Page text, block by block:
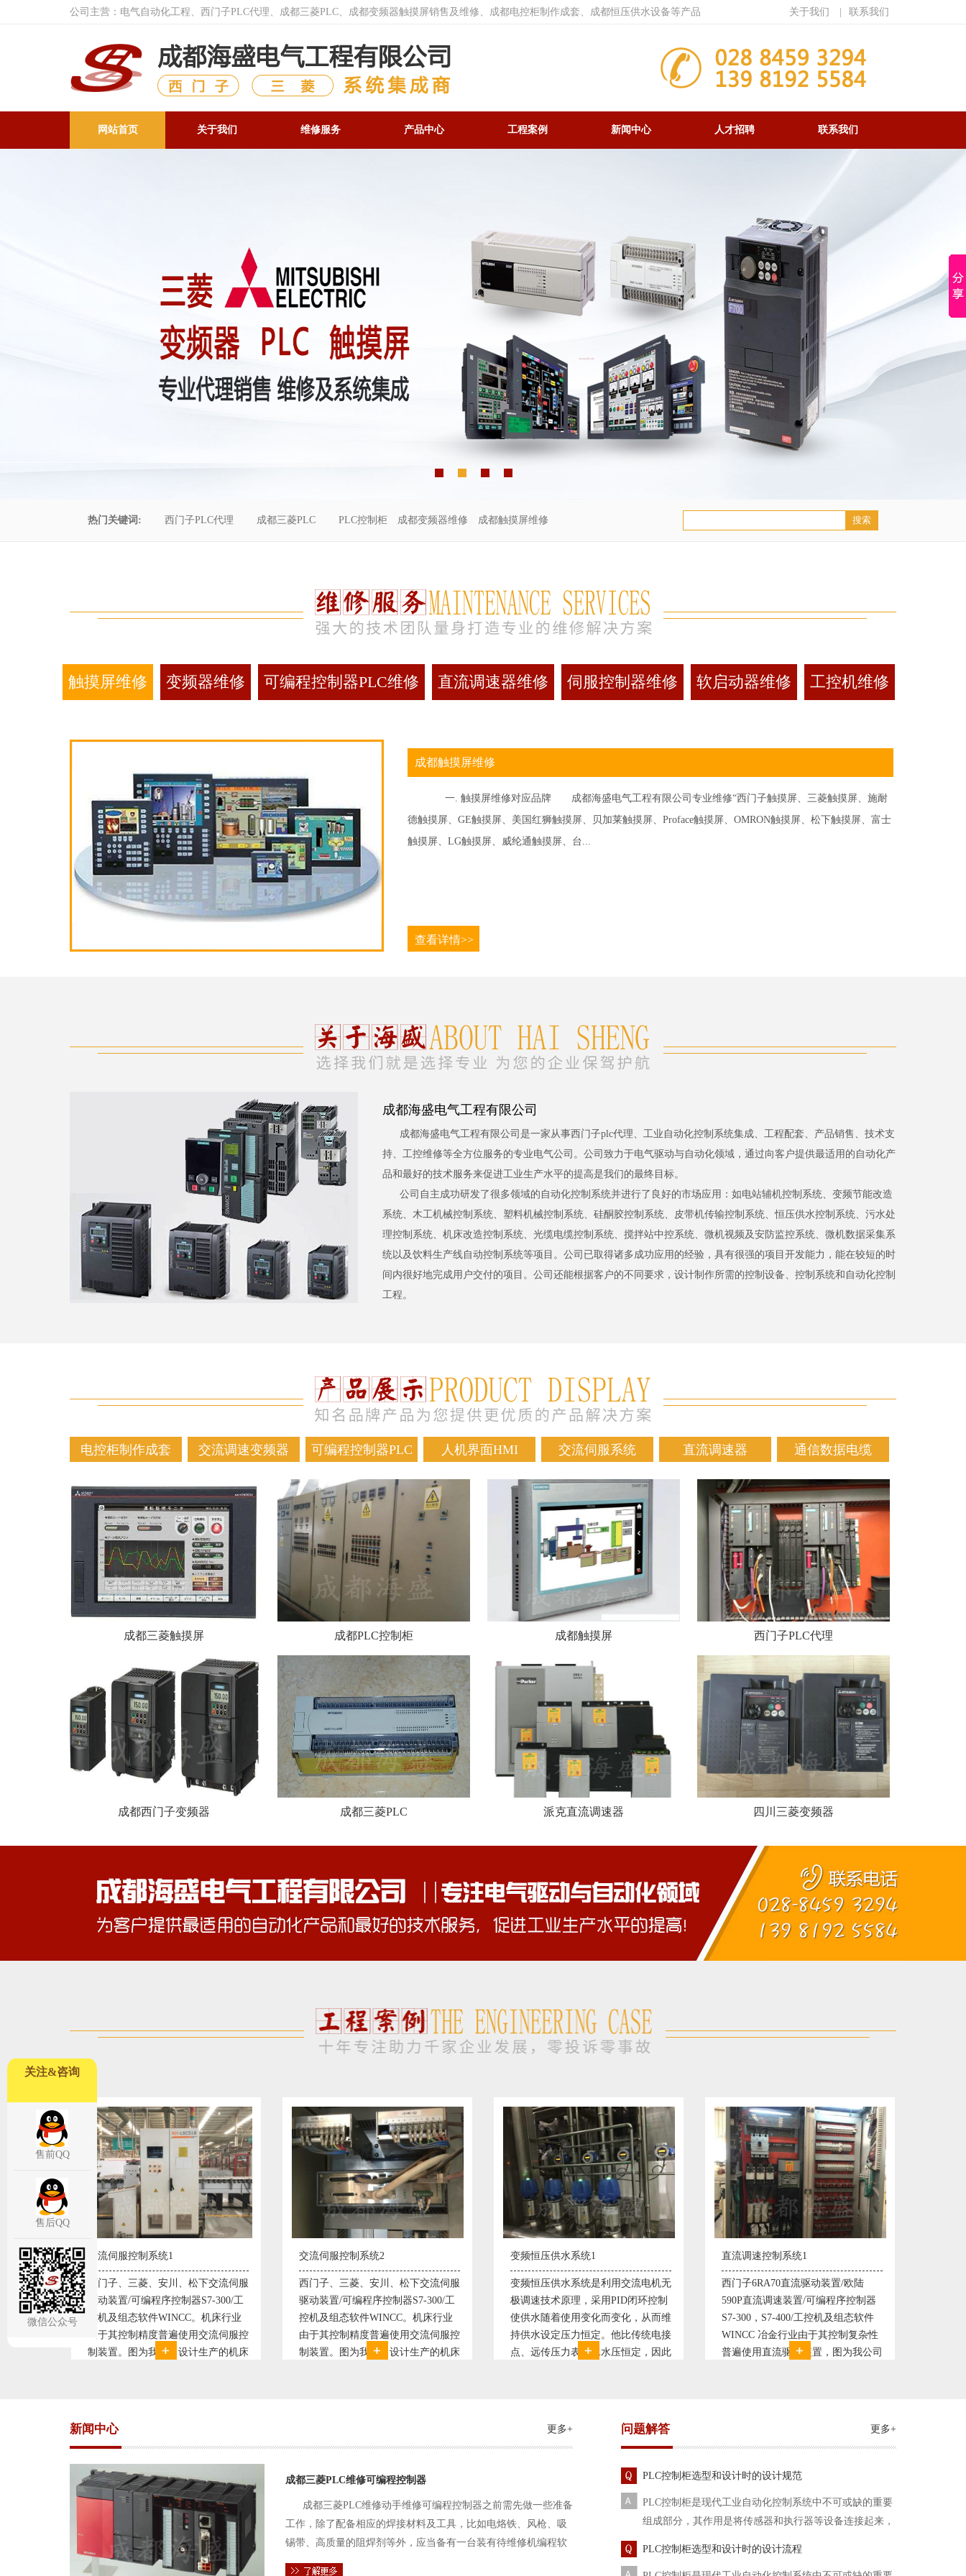
公司主营：电气自动化工程、西门子PLC代理、成都三菱PLC、成都变频器触摸屏销售及维修、成都电控柜制作成套、成都恒压供水设备等产品 关于我们 联系我们
网站首页 关于我们 维修服务 产品中心 工程案例 新闻中心 人才招聘 联系我们
热门关键词: 西门子PLC代理 成都三菱PLC PLC控制柜 成都变频器维修 成都触摸屏维修
触摸屏维修 变频器维修 可编程控制器PLC维修 直流调速器维修 伺服控制器维修 软启动器维修 工控机维修
成都触摸屏维修
一. 触摸屏维修对应品牌 成都海盛电气工程有限公司专业维修“西门子触摸屏、三菱触摸屏、施耐
德触摸屏、GE触摸屏、美国红狮触摸屏、贝加莱触摸屏、Proface触摸屏、OMRON触摸屏、松下触摸屏、富士
触摸屏、LG触摸屏、威纶通触摸屏、台...
查看详情>>
成都海盛电气工程有限公司
成都海盛电气工程有限公司是一家从事西门子plc代理、工业自动化控制系统集成、工程配套、产品销售、技术支
持、工控维修等全方位服务的专业电气公司。公司致力于电气驱动与自动化领域，通过向客户提供最适用的自动化产
品和最好的技术服务来促进工业生产水平的提高是我们的最终目标。
公司自主成功研发了很多领域的自动化控制系统并进行了良好的市场应用：如电站辅机控制系统、变频节能改造
系统、木工机械控制系统、塑料机械控制系统、硅酮胶控制系统、皮带机传输控制系统、恒压供水控制系统、污水处
理控制系统、机床改造控制系统、光缆电缆控制系统、搅拌站中控系统、微机视频及安防监控系统、微机数据采集系
统以及饮料生产线自动控制系统等项目。公司已取得诸多成功应用的经验，具有很强的项目开发能力，能在较短的时
间内很好地完成用户交付的项目。公司还能根据客户的不同要求，设计制作所需的控制设备、控制系统和自动化控制
工程。
电控柜制作成套 交流调速变频器 可编程控制器PLC 人机界面HMI 交流伺服系统 直流调速器 通信数据电缆
成都三菱触摸屏 成都PLC控制柜 成都触摸屏 西门子PLC代理
成都西门子变频器 成都三菱PLC 派克直流调速器 四川三菱变频器
流伺服
300/工
行业
交流伺服控制系统2
西门子、三菱、安川、松下交流伺服
驱动装置/可编程序控制器S7-300/工
控机及组态软件WINCC。机床行业
由于其控制精度普遍使用交流伺服控
制装置。图为我公司设计生产的机床
变频恒压供水系统1
变频恒压供水系统是利用交流电机无
极调速技术原理，采用PID闭环控制
使供水随着使用变化而变化，从而维
持供水设定压力恒定。他比传统电接
点、远传压力表供水水压恒定，因此
直流调速控制系统1
西门子6RA70直流驱动装置/欧陆
590P直流调速装置/可编程序控制器
S7-300，S7-400/工控机及组态软件
WINCC 冶金行业由于其控制复杂性
普遍使用直流驱动装置，图为我公司
塑料机械控制系统1
典型的塑料生产线电控系统配置：
丹佛斯变频器VLT5000， RKC温控
仪表， 西门子可编程序控制器S7-
200， 工控组态软件WINCC或
Protool或组态王。 使用在生产塑料
新闻中心 更多+
成都三菱PLC维修可编程控制器
成都三菱PLC维修动手维修可编程控制器之前需先做一些准备
工作，除了配备相应的焊接材料及工具，比如电烙铁、风枪、吸
锡带、高质量的阻焊剂等外，应当备有一台装有待维修机编程软
件的电路及通信电缆。这一是由于待修机常常是从工作系统中拆
问题解答 更多+
PLC控制柜选型和设计时的设计规范
PLC控制柜是现代工业自动化控制系统中不可或缺的重要
组成部分，其作用是将传感器和执行器等设备连接起来，
PLC控制柜选型和设计时的设计流程
关注&咨询
售前QQ
售后QQ
微信公众号